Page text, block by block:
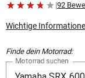
|92
Wichtige
Finde dein Motorrad:
Motorrad suchen